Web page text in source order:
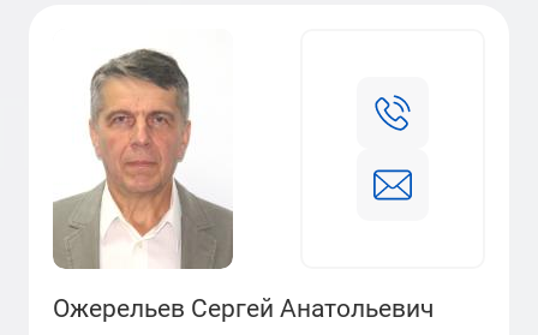
Ожерельев Сергей Анатольевич